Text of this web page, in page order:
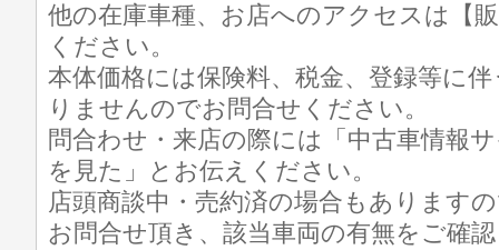
他の在庫車種、お店へのアクセスは【
ください。
本体価格には保険料、税金、登録等に
りませんのでお問合せください。
問合わせ・来店の際には「中古車情報
を見た」とお伝えください。
店頭商談中・売約済の場合もあります
お問合せ頂き、該当車両の有無をご確